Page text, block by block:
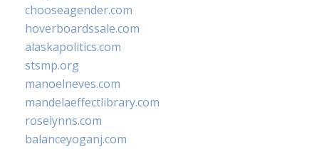
chooseagender.com
hoverboardssale.com
alaskapolitics.com
stsmp.org
manoelneves.com
mandelaeffectlibrary.com
roselynns.com
balanceyoganj.com